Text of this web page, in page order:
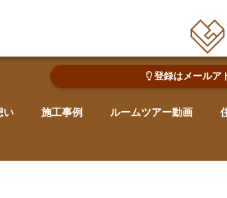
登録はメールア
い 施工事例 ルームツアー動画